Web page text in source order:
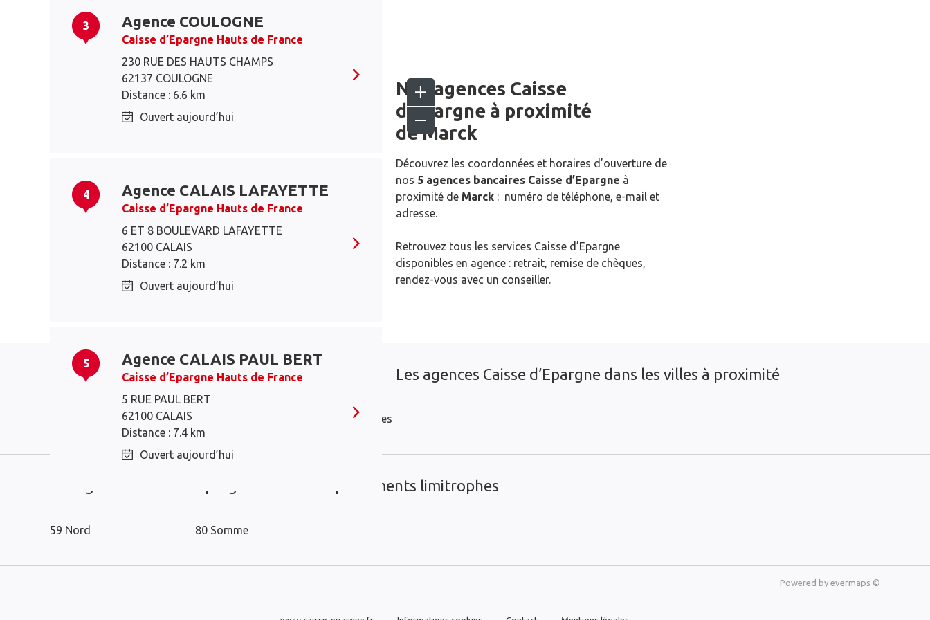
3 Agence COULOGNE
Caisse d’Epargne Hauts de France
230 RUE DES HAUTS CHAMPS
62137 COULOGNE
Distance : 6.6 km
Ouvert aujourd’hui
4 Agence CALAIS LAFAYETTE
Caisse d’Epargne Hauts de France
6 ET 8 BOULEVARD LAFAYETTE
62100 CALAIS
Distance : 7.2 km
Ouvert aujourd’hui
5 Agence CALAIS PAUL BERT
Caisse d’Epargne Hauts de France
5 RUE PAUL BERT
62100 CALAIS
Distance : 7.4 km
Ouvert aujourd’hui
Nos agences Caisse
d’Epargne à proximité
deMarck
Découvrez les coordonnées et horaires d’ouverture de
nos 5 agences bancaires Caisse d’Epargne à
proximité de Marck : numéro de téléphone, e-mail et
adresse.
Retrouvez tous les services Caisse d’Epargne
disponibles en agence : retrait, remise de chèques,
rendez-vous avec un conseiller.
Les agences Caisse d’Epargne dans les villes à proximité
Gravelines
Les agences Caisse d’Epargne dans les départements limitrophes
59 Nord 80 Somme
Powered by evermaps ©